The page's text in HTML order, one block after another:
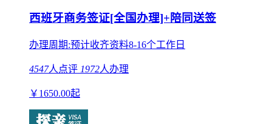
西班牙商务签证[全国办理]+陪同送签
办理周期:预计收齐资料8-16个工作日
4547人点评 1972人办理
￥ 1650.00起